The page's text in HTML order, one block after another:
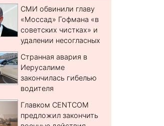
СМИ обвинили главу
«Моссад» Гофмана «в
советских чистках» и
удалении несогласных
Странная авария в
Иерусалиме
закончилась гибелью
водителя
Главком CENTCOM
предложил закончить